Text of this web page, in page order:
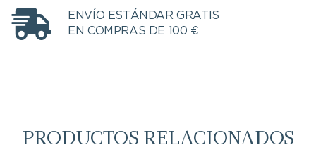
ENVÍO ESTÁNDAR GRATIS
EN COMPRAS DE 100 €
PRODUCTOS RELACIONADOS